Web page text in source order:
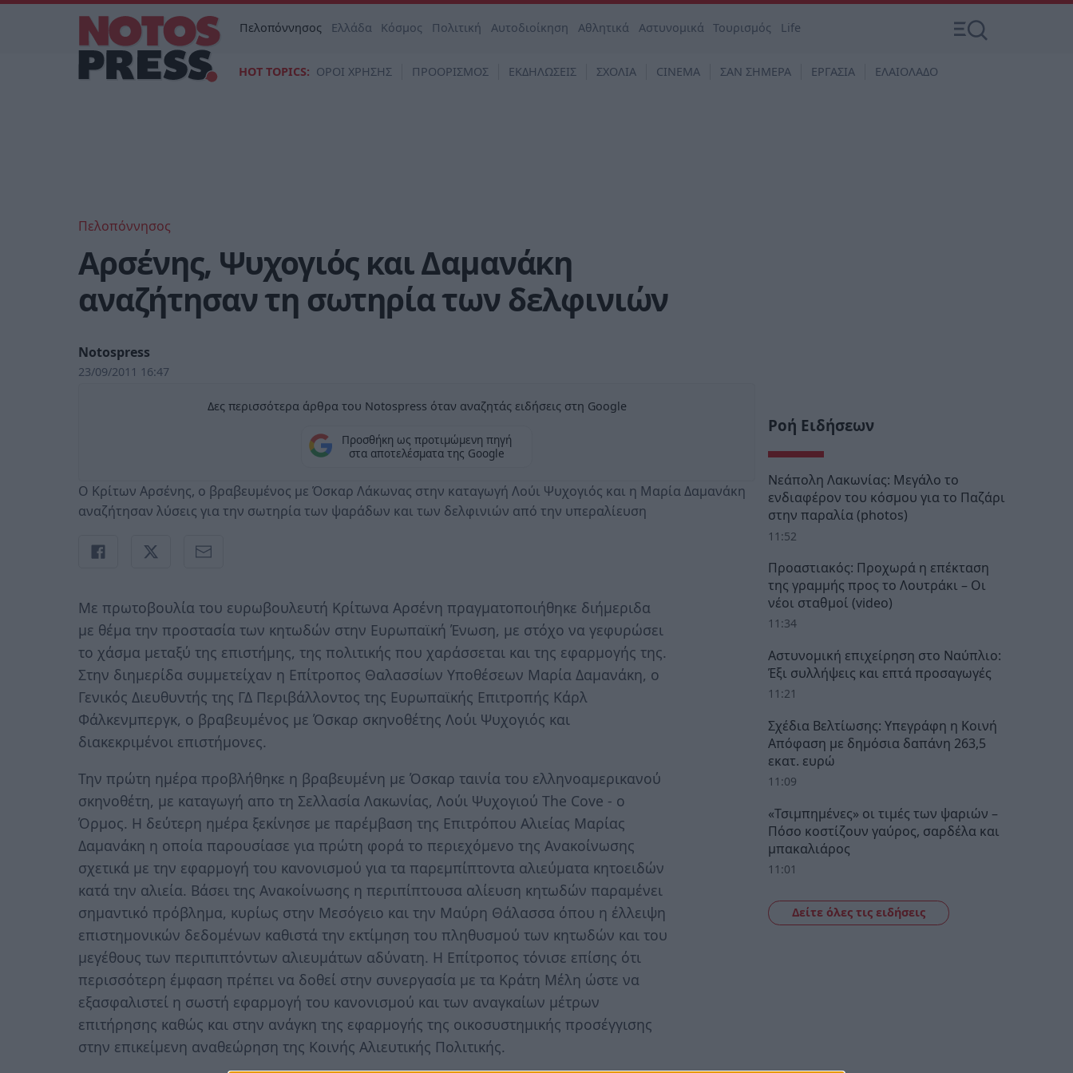
Πελοπόννησος Ελλάδα Κόσμος Πολιτική Αυτοδιοίκηση Αθλητικά Αστυνομικά Τουρισμός Life
HOT TOPICS: ΟΡΟΙ ΧΡΗΣΗΣ ΠΡΟΟΡΙΣΜΟΣ ΕΚΔΗΛΩΣΕΙΣ ΣΧΟΛΙΑ CINEMA ΣΑΝ ΣΗΜΕΡΑ ΕΡΓΑΣΙΑ ΕΛΑΙΟΛΑΔΟ
Πελοπόννησος
Αρσένης, Ψυχογιός και Δαμανάκη
αναζήτησαν τη σωτηρία των δελφινιών
Notospress
23/09/2011 16:47
Δες περισσότερα άρθρα του Notospress όταν αναζητάς ειδήσεις στη Google
Προσθήκη ως προτιμώμενη πηγή
στα αποτελέσματα της Google
Ο Κρίτων Αρσένης, ο βραβευμένος με Όσκαρ Λάκωνας στην καταγωγή Λούι Ψυχογιός και η Μαρία Δαμανάκη
αναζήτησαν λύσεις για την σωτηρία των ψαράδων και των δελφινιών από την υπεραλίευση
Με πρωτοβουλία του ευρωβουλευτή Κρίτωνα Αρσένη πραγματοποιήθηκε διήμεριδα
με θέμα την προστασία των κητωδών στην Ευρωπαϊκή Ένωση, με στόχο να γεφυρώσει
το χάσμα μεταξύ της επιστήμης, της πολιτικής που χαράσσεται και της εφαρμογής της.
Στην διημερίδα συμμετείχαν η Επίτροπος Θαλασσίων Υποθέσεων Μαρία Δαμανάκη, ο
Γενικός Διευθυντής της ΓΔ Περιβάλλοντος της Ευρωπαϊκής Επιτροπής Κάρλ
Φάλκενμπεργκ, ο βραβευμένος με Όσκαρ σκηνοθέτης Λούι Ψυχογιός και
διακεκριμένοι επιστήμονες.
Την πρώτη ημέρα προβλήθηκε η βραβευμένη με Όσκαρ ταινία του ελληνοαμερικανού
σκηνοθέτη, με καταγωγή απο τη Σελλασία Λακωνίας, Λούι Ψυχογιού The Cove - ο
Όρμος. Η δεύτερη ημέρα ξεκίνησε με παρέμβαση της Επιτρόπου Αλιείας Μαρίας
Δαμανάκη η οποία παρουσίασε για πρώτη φορά το περιεχόμενο της Ανακοίνωσης
σχετικά με την εφαρμογή του κανονισμού για τα παρεμπίπτοντα αλιεύματα κητοειδών
κατά την αλιεία. Βάσει της Ανακοίνωσης η περιπίπτουσα αλίευση κητωδών παραμένει
σημαντικό πρόβλημα, κυρίως στην Μεσόγειο και την Μαύρη Θάλασσα όπου η έλλειψη
επιστημονικών δεδομένων καθιστά την εκτίμηση του πληθυσμού των κητωδών και του
μεγέθους των περιπιπτόντων αλιευμάτων αδύνατη. Η Επίτροπος τόνισε επίσης ότι
περισσότερη έμφαση πρέπει να δοθεί στην συνεργασία με τα Κράτη Μέλη ώστε να
εξασφαλιστεί η σωστή εφαρμογή του κανονισμού και των αναγκαίων μέτρων
επιτήρησης καθώς και στην ανάγκη της εφαρμογής της οικοσυστημικής προσέγγισης
στην επικείμενη αναθεώρηση της Κοινής Αλιευτικής Πολιτικής.
Ροή Ειδήσεων
Νεάπολη Λακωνίας: Μεγάλο το
ενδιαφέρον του κόσμου για το Παζάρι
στην παραλία (photos)
11:52
Προαστιακός: Προχωρά η επέκταση
της γραμμής προς το Λουτράκι – Οι
νέοι σταθμοί (video)
11:34
Αστυνομική επιχείρηση στο Ναύπλιο:
Έξι συλλήψεις και επτά προσαγωγές
11:21
Σχέδια Βελτίωσης: Υπεγράφη η Κοινή
Απόφαση με δημόσια δαπάνη 263,5
εκατ. ευρώ
11:09
«Τσιμπημένες» οι τιμές των ψαριών –
Πόσο κοστίζουν γαύρος, σαρδέλα και
μπακαλιάρος
11:01
Δείτε όλες τις ειδήσεις